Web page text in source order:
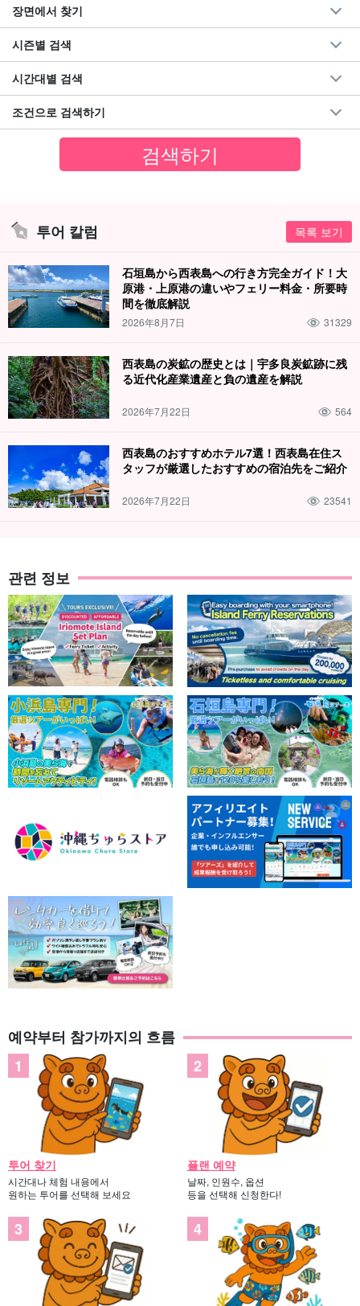
장면에서 찾기
시즌별 검색
시간대별 검색
조건으로 검색하기
투어 칼럼 목록 보기
石垣島から西表島への行き方完全ガイド！大
原港・上原港の違いやフェリー料金・所要時
間を徹底解説
2026年8月7日 31329
西表島の炭鉱の歴史とは｜宇多良炭鉱跡に残
る近代化産業遺産と負の遺産を解説
2026年7月22日 564
西表島のおすすめホテル7選！西表島在住ス
タッフが厳選したおすすめの宿泊先をご紹介
2026年7月22日 23541
관련 정보
예약부터 참가까지의 흐름
투어 찾기
시간대나 체험 내용에서
원하는 투어를 선택해 보세요
플랜 예약
날짜, 인원수, 옵션
등을 선택해 신청한다!